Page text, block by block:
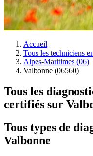
Accueil
Tous les techniciens
Alpes-Maritimes (06)
Valbonne (06560)
Tous les
certifiés sur
Tous types de
Valbonne